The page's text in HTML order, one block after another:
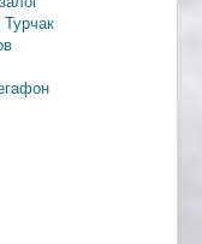
Турчак